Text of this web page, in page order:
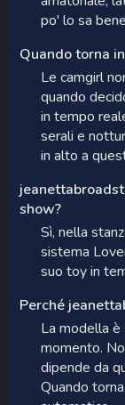
po' lo sa
Quando torna
Le camgirl
quando
in tempo
serali e
in alto a
show?
Sì, nella
sistema
suo toy in
Perché
La modella
momento.
dipende da
Quando